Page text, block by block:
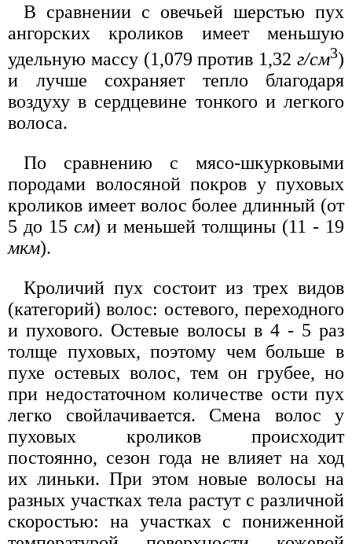
В сравнении с овечьей шерстью пух
ангорских кроликов имеет меньшую
удельную массу (1,079 против 1,32 г/см3)
и лучше сохраняет тепло благодаря
воздуху в сердцевине тонкого и легкого
волоса.
По сравнению с мясо-шкурковыми
породами волосяной покров у пуховых
кроликов имеет волос более длинный (от
5 до 15 см) и меньшей толщины (11 - 19
мкм).
Кроличий пух состоит из трех видов
(категорий) волос: остевого, переходного
и пухового. Остевые волосы в 4 - 5 раз
толще пуховых, поэтому чем больше в
пухе остевых волос, тем он грубее, но
при недостаточном количестве ости пух
легко свойлачивается. Смена волос у
пуховых кроликов происходит
постоянно, сезон года не влияет на ход
их линьки. При этом новые волосы на
разных участках тела растут с различной
скоростью: на участках с пониженной